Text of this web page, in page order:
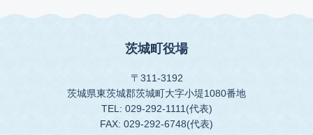
茨城町役場
〒311-3192
茨城県東茨城郡茨城町大字小堤1080番地
TEL: 029-292-1111(代表)
FAX: 029-292-6748(代表)